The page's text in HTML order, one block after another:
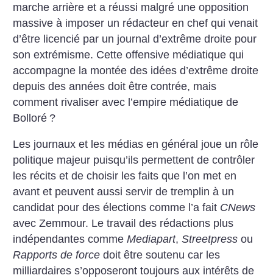
marche arrière et a réussi malgré une opposition
massive à imposer un rédacteur en chef qui venait
d’être licencié par un journal d’extrême droite pour
son extrémisme. Cette offensive médiatique qui
accompagne la montée des idées d’extrême droite
depuis des années doit être contrée, mais
comment rivaliser avec l’empire médiatique de
Bolloré ?
Les journaux et les médias en général joue un rôle
politique majeur puisqu’ils permettent de contrôler
les récits et de choisir les faits que l’on met en
avant et peuvent aussi servir de tremplin à un
candidat pour des élections comme l’a fait CNews
avec Zemmour. Le travail des rédactions plus
indépendantes commeMediapart,Streetpress ou
Rapports de force doit être soutenu car les
milliardaires s’opposeront toujours aux intérêts de